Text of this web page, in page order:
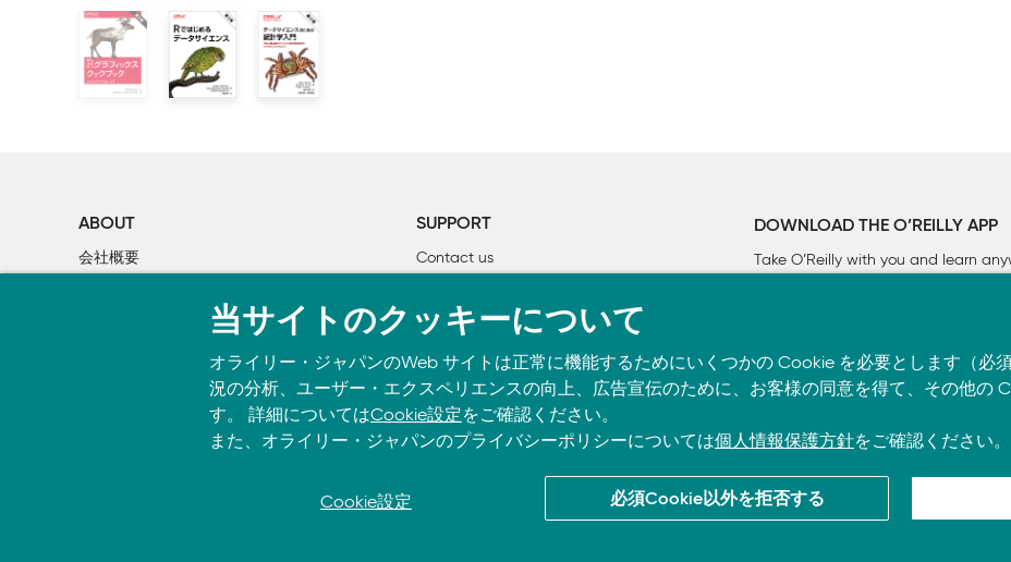
    3.2　非線形座標軸
    3.3　曲がった軸を持つ座標系
5章　ビジュアライゼーション概説
    5.1　量
    5.4　2変数の関係
    5.5　地理空間データ
ABOUT
会社概要
SUPPORT
Contact us
書籍注文
DOWNLOAD THE O’REILLY APP
Take O’Reilly with you and learn
© 2026, O’Reilly Japan, Inc. oreilly.co.jpに掲載されているすべてのトレードマークおよび登録商標は、それぞれの所有者に帰属します。
当サイトのクッキーについて
オライリー・ジャパンのWeb サイトは正常に機能するためにいくつかの Cookie を必要とします（必
況の分析、ユーザー・エクスペリエンスの向上、広告宣伝のために、お客様の同意を得て、その他の
す。 詳細についてはCookie設定をご確認ください。
また、オライリー・ジャパンのプライバシーポリシーについては個人情報保護方針をご確認ください。
Cookie設定 必須Cookie以外を拒否する